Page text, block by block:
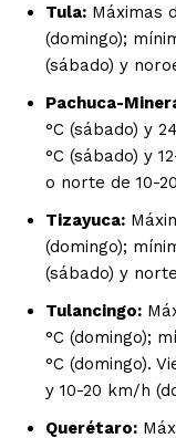
Tula: Máximas
(domingo);
(sábado) y
Pachuca-
°C (sábado) y
°C (sábado) y
o norte de 10-
Tizayuca:
(domingo);
(sábado) y
Tulancingo:
°C (domingo);
°C (domingo).
y 10-20 km/h
Querétaro: